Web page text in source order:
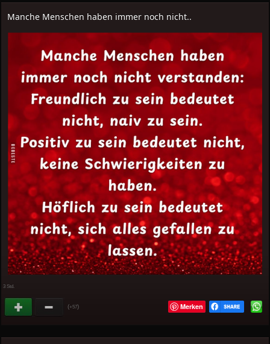
Manche Menschen haben immer noch nicht..
3 Std.
(+57) Merken